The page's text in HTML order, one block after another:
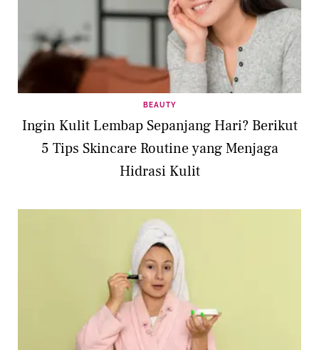
BEAUTY
Ingin Kulit Lembap Sepanjang Hari? Berikut
5 Tips Skincare Routine yang Menjaga
Hidrasi Kulit